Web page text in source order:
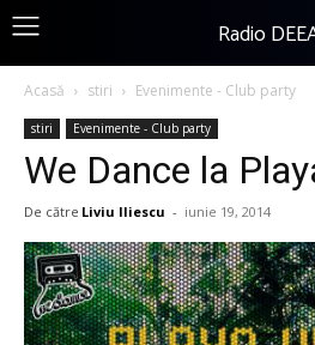
Radio
Acasă stiri Evenimente - Club party
stiri Evenimente - Club party
We Dance la
De către Liviu Iliescu - iunie 19, 2014